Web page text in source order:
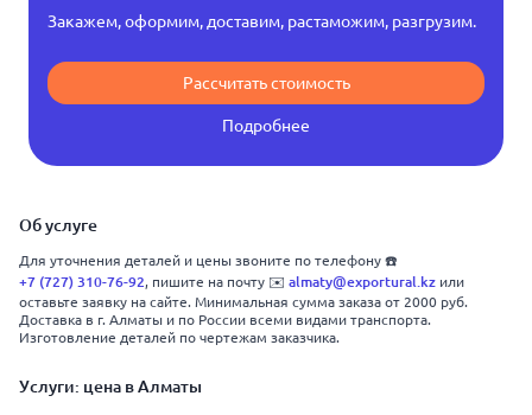
Закажем, оформим, доставим, растаможим, разгрузим.
Рассчитать стоимость
Подробнее
Об услуге
Для уточнения деталей и цены звоните по телефону ☎️
+7 (727) 310-76-92, пишите на почту ✉️ almaty@exportural.kz или
оставьте заявку на сайте. Минимальная сумма заказа от 2000 руб.
Доставка в г. Алматы и по России всеми видами транспорта.
Изготовление деталей по чертежам заказчика.
Услуги: цена в Алматы